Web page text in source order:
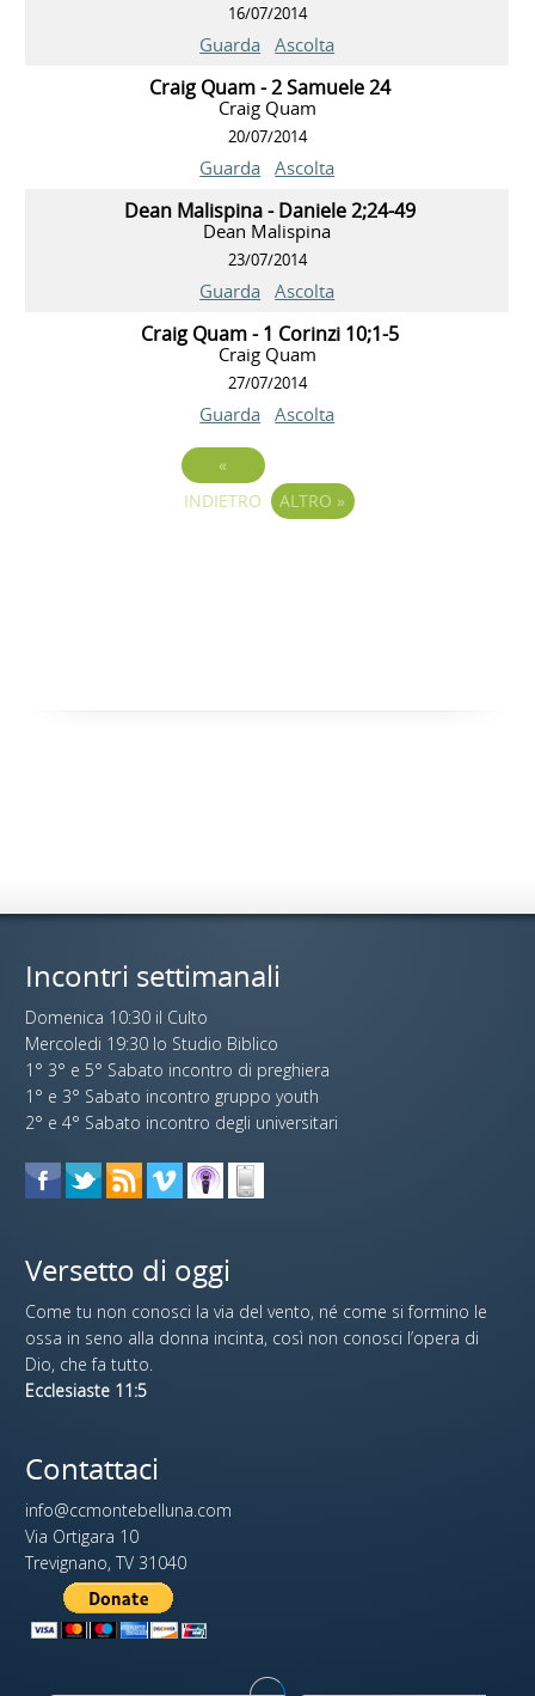
16/07/2014
Guarda Ascolta
Craig Quam - 2 Samuele 24
Craig Quam
20/07/2014
Guarda Ascolta
Dean Malispina - Daniele 2;24-49
Dean Malispina
23/07/2014
Guarda Ascolta
Craig Quam - 1 Corinzi 10;1-5
Craig Quam
27/07/2014
Guarda Ascolta
«
INDIETRO
ALTRO »
Incontri settimanali
Domenica 10:30 il Culto
Mercoledi 19:30 lo Studio Biblico
1° 3° e 5° Sabato incontro di preghiera
1° e 3° Sabato incontro gruppo youth
2° e 4° Sabato incontro degli universitari
Versetto di oggi
Come tu non conosci la via del vento, né come si formino le
ossa in seno alla donna incinta, così non conosci l’opera di
Dio, che fa tutto.
Ecclesiaste 11:5
Contattaci
info@ccmontebelluna.com
Via Ortigara 10
Trevignano, TV 31040